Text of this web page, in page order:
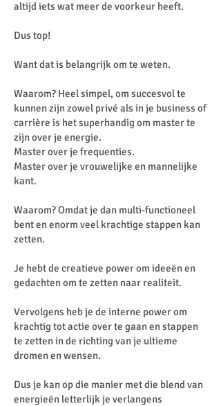
altijd iets wat meer de voorkeur heeft.
Dus top!
Want dat is belangrijk om te weten.
Waarom? Heel simpel, om succesvol te
kunnen zijn zowel privé als in je business of
carrière is het superhandig om master te
zijn over je energie.
Master over je frequenties.
Master over je vrouwelijke en mannelijke
kant.
Waarom? Omdat je dan multi-functioneel
bent en enorm veel krachtige stappen kan
zetten.
Je hebt de creatieve power om ideeën en
gedachten om te zetten naar realiteit.
Vervolgens heb je de interne power om
krachtig tot actie over te gaan en stappen
te zetten in de richting van je ultieme
dromen en wensen.
Dus je kan op die manier met die blend van
energieën letterlijk je verlangens